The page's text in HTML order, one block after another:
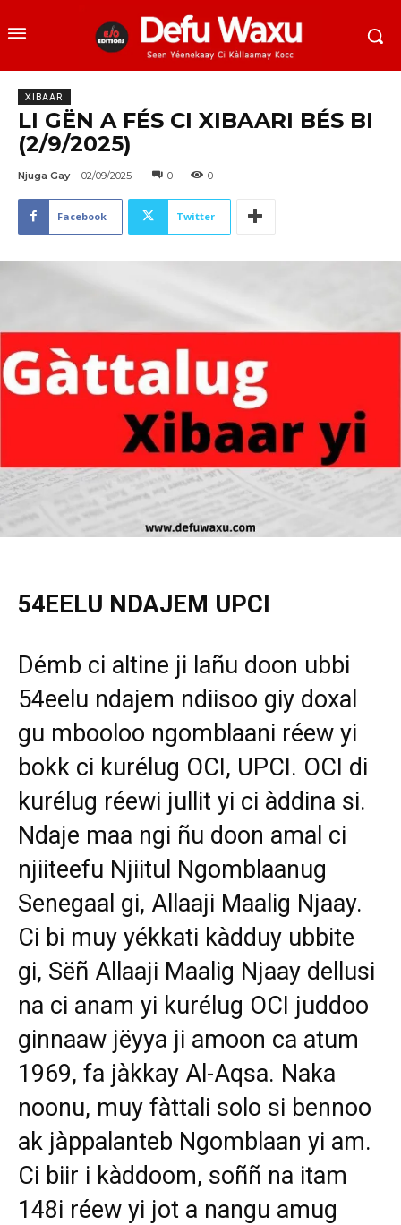
XIBAAR
LI GËN A FÉS CI XIBAARI BÉS BI
(2/9/2025)
Njuga Gay 02/09/2025 0 0
Facebook Twitter
54EELU NDAJEM UPCI
Démb ci altine ji lañu doon ubbi
54eelu ndajem ndiisoo giy doxal
gu mbooloo ngomblaani réew yi
bokk ci kurélug OCI, UPCI. OCI di
kurélug réewi jullit yi ci àddina si.
Ndaje maa ngi ñu doon amal ci
njiiteefu Njiitul Ngomblaanug
Senegaal gi, Allaaji Maalig Njaay.
Ci bi muy yékkati kàdduy ubbite
gi, Sëñ Allaaji Maalig Njaay dellusi
na ci anam yi kurélug OCI juddoo
ginnaaw jëyya ji amoon ca atum
1969, fa jàkkay Al-Aqsa. Naka
noonu, muy fàttali solo si bennoo
ak jàppalanteb Ngomblaan yi am.
Ci biir i kàddoom, soññ na itam
148i réew yi jot a nangu amug